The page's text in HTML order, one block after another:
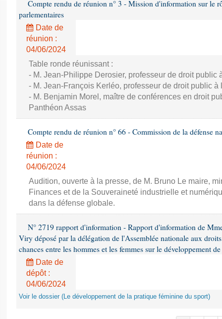
Compte rendu de réunion n° 3 - Mission d'information sur le
parlementaires
Date de
réunion :
04/06/2024
Table ronde réunissant :
- M. Jean-Philippe Derosier, professeur de droit public
- M. Jean-François Kerléo, professeur de droit public
- M. Benjamin Morel, maître de conférences en droit
Panthéon Assas
Compte rendu de réunion n° 66 - Commission de la défense
Date de
réunion :
04/06/2024
Audition, ouverte à la presse, de M. Bruno Le maire,
Finances et de la Souveraineté industrielle et
dans la défense globale.
N° 2719 rapport d'information - Rapport d'information de
Viry déposé par la délégation de l'Assemblée nationale aux
chances entre les hommes et les femmes sur le développement
Date de
dépôt :
04/06/2024
Voir le dossier (Le développement de la pratique féminine du sport)